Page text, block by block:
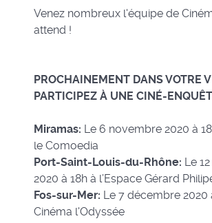
Venez nombreux l'équipe de
attend !
PROCHAINEMENT DANS VOTRE
PARTICIPEZ À UNE CINÉ-
Miramas: Le 6 novembre 2020 à
le Comoedia
Port-Saint-Louis-du-Rhône: Le
2020 à 18h à l’Espace Gérard
Fos-sur-Mer: Le 7 décembre 2020
Cinéma l'Odyssée